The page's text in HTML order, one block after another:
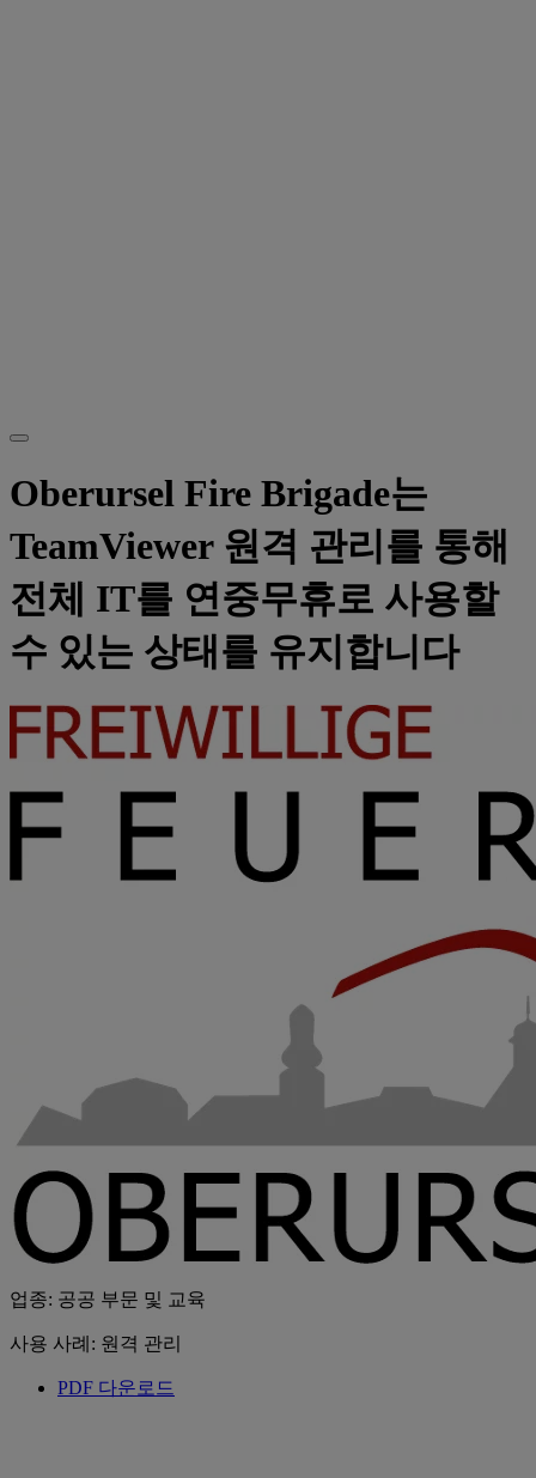
Oberursel Fire Brigade는
TeamViewer 원격 관리를 통해
전체 IT를 연중무휴로 사용할
수 있는 상태를 유지합니다
업종: 공공 부문 및 교육
사용 사례: 원격 관리
PDF 다운로드